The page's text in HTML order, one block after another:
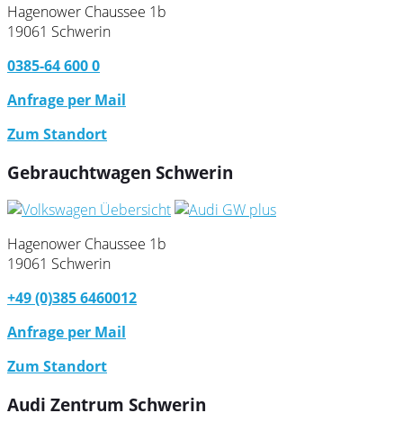
Hagenower Chaussee 1b
19061 Schwerin
0385-64 600 0
Anfrage per Mail
Zum Standort
Gebrauchtwagen Schwerin
Hagenower Chaussee 1b
19061 Schwerin
+49 (0)385 6460012
Anfrage per Mail
Zum Standort
Audi Zentrum Schwerin